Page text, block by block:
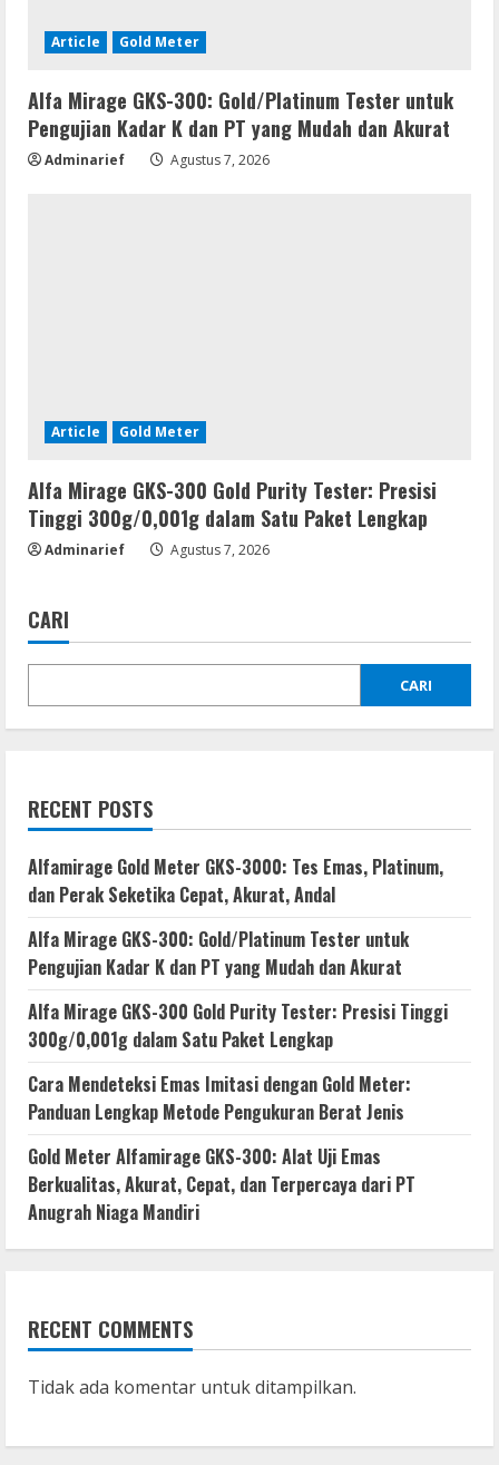
Article Gold Meter
Alfa Mirage GKS-300: Gold/Platinum Tester untuk
Pengujian Kadar K dan PT yang Mudah dan Akurat
Adminarief Agustus 7, 2026
Article Gold Meter
Alfa Mirage GKS-300 Gold Purity Tester: Presisi
Tinggi 300g/0,001g dalam Satu Paket Lengkap
Adminarief Agustus 7, 2026
CARI
CARI
RECENT POSTS
Alfamirage Gold Meter GKS-3000: Tes Emas, Platinum,
dan Perak Seketika Cepat, Akurat, Andal
Alfa Mirage GKS-300: Gold/Platinum Tester untuk
Pengujian Kadar K dan PT yang Mudah dan Akurat
Alfa Mirage GKS-300 Gold Purity Tester: Presisi Tinggi
300g/0,001g dalam Satu Paket Lengkap
Cara Mendeteksi Emas Imitasi dengan Gold Meter:
Panduan Lengkap Metode Pengukuran Berat Jenis
Gold Meter Alfamirage GKS-300: Alat Uji Emas
Berkualitas, Akurat, Cepat, dan Terpercaya dari PT
Anugrah Niaga Mandiri
RECENT COMMENTS
Tidak ada komentar untuk ditampilkan.